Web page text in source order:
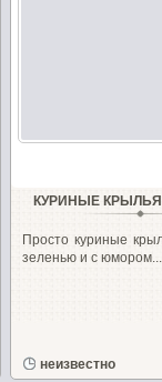
КУРИНЫЕ
Просто куриные
зеленью и с юмором...
неизвестно